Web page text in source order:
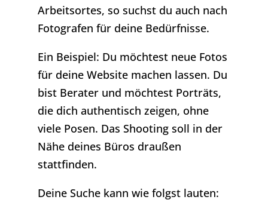
Arbeitsortes, so suchst du auch nach
Fotografen für deine Bedürfnisse.
Ein Beispiel: Du möchtest neue Fotos
für deine Website machen lassen. Du
bist Berater und möchtest Porträts,
die dich authentisch zeigen, ohne
viele Posen. Das Shooting soll in der
Nähe deines Büros draußen
stattfinden.
Deine Suche kann wie folgst lauten: